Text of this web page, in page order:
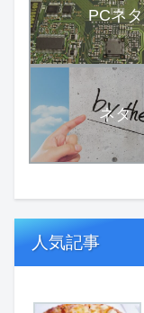
PCネタ
ネタ
人気記事